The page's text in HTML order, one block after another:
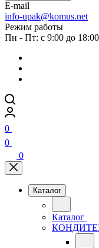
E-mail
info-upak@komus.net
Режим работы
Пн - Пт: с 9:00 до 18:00
0
0
0
Каталог
Каталог